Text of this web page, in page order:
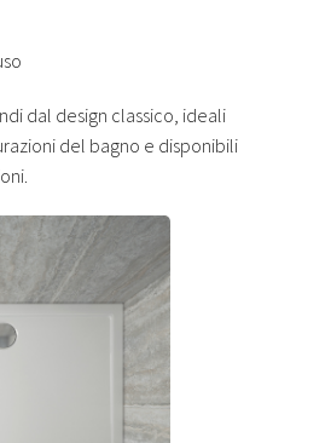
dal design classico, ideali
del bagno e disponibili